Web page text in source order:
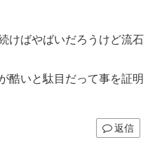
けばやばいだろうけど流石
酷いと駄目だって事を証明
返信